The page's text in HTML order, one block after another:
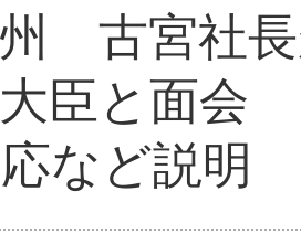
州 古宮社
臣と面会
など説明